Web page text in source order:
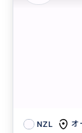
NZL オ